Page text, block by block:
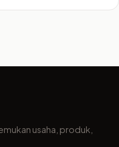
usaha, produk,